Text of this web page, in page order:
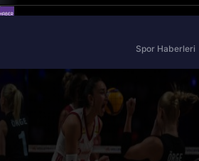
A Spor
Tivibu Spor
Spor Haberleri